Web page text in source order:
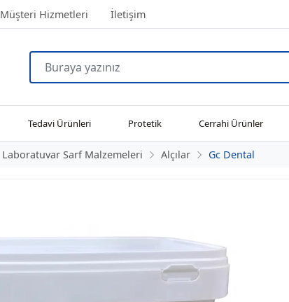
Müşteri Hizmetleri İletişim
Tedavi Ürünleri Protetik Cerrahi Ürünler
Laboratuvar Sarf Malzemeleri Alçılar Gc Dental